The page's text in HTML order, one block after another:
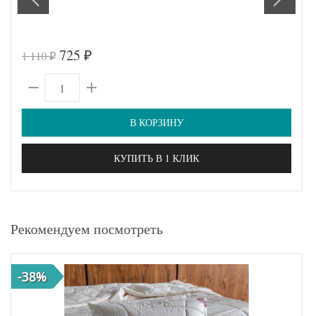
1 110₽ 725 ₽
В КОРЗИНУ
КУПИТЬ В 1 КЛИК
Рекомендуем посмотреть
-38%